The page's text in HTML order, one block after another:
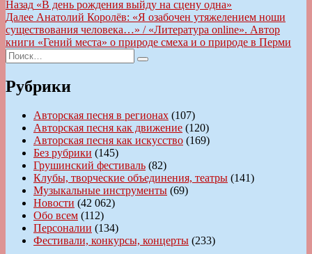
Навигация
по
записям
Назад Предыдущая
запись:
«В день рождения выйду на сцену одна»
Далее Следующая
запись:
Анатолий Королёв: «Я озабочен утяжелением ноши
существования человека…» / «Литература online». Автор
книги «Гений места» о природе смеха и о природе в Перми
Искать:
Поиск
Рубрики
Авторская песня в регионах (107)
Авторская песня как движение (120)
Авторская песня как искусство (169)
Без рубрики (145)
Грушинский фестиваль (82)
Клубы, творческие объединения, театры (141)
Музыкальные инструменты (69)
Новости (42 062)
Обо всем (112)
Персоналии (134)
Фестивали, конкурсы, концерты (233)